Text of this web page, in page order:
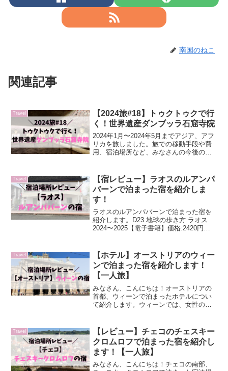
南国のねこ
関連記事
Travel
【2024旅#18】トゥクトゥクで行
く！世界遺産ダンブッラ石窟寺院
2024年1月〜2024年5月までアジア、アフ
リカを旅しました。旅での移動手段や費
用、宿泊場所など、みなさんの今後の旅
当時のものです。DAY26朝ご飯を食べ
に、宿のオー...
Travel
【宿レビュー】ラオスのルアンパ
バーンで泊まった宿を紹介しま
す！
ラオスのルアンパバーンで泊まった宿を
紹介します。D23 地球の歩き方 ラオス
2024〜2025【電子書籍】価格:2420円
は、...
Travel
【ホテル】オーストリアのウィー
ンで泊まった宿を紹介します！
【一人旅】
みなさん、こんにちは！オーストリアの
首都、ウィーンで泊まったホテルについ
て紹介します。ウィーンでは、女性のみ
ホテルもあるので、計2つ紹介します。も
しウィーンに旅行...
Travel
【レビュー】チェコのチェスキー
クロムロフで泊まった宿を紹介し
ます！【一人旅】
みなさん、こんにちは！チェコの南部、